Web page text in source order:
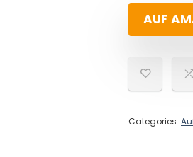
AUF
Categories: